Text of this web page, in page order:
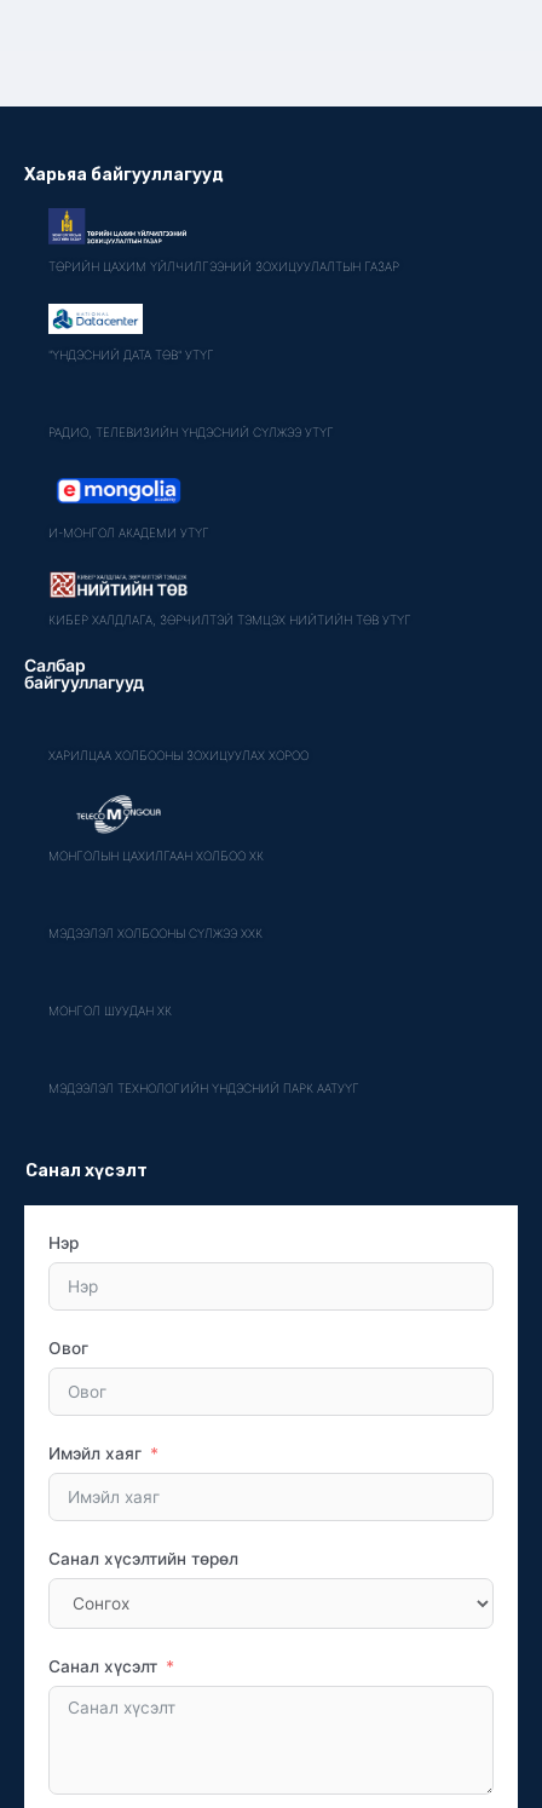
Харьяа байгууллагууд
ТӨРИЙН ЦАХИМ ҮЙЛЧИЛГЭЭНИЙ ЗОХИЦУУЛАЛТЫН ГАЗАР
"ҮНДЭСНИЙ ДАТА ТӨВ" УТҮГ
РАДИО, ТЕЛЕВИЗИЙН ҮНДЭСНИЙ СҮЛЖЭЭ УТҮГ
И-МОНГОЛ АКАДЕМИ УТҮГ
КИБЕР ХАЛДЛАГА, ЗӨРЧИЛТЭЙ ТЭМЦЭХ НИЙТИЙН ТӨВ УТҮГ
Салбар
байгууллагууд
ХАРИЛЦАА ХОЛБООНЫ ЗОХИЦУУЛАХ ХОРОО
МОНГОЛЫН ЦАХИЛГААН ХОЛБОО ХК
МЭДЭЭЛЭЛ ХОЛБООНЫ СҮЛЖЭЭ ХХК
МОНГОЛ ШУУДАН ХК
МЭДЭЭЛЭЛ ТЕХНОЛОГИЙН ҮНДЭСНИЙ ПАРК ААТУҮГ
Санал хүсэлт
Нэр
Овог
Имэйл хаяг
Санал хүсэлтийн төрөл
Санал хүсэлт